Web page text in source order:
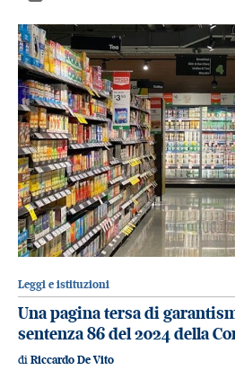
Leggi e istituzioni
Una pagina tersa di
sentenza 86 del 2024 della
di Riccardo De Vito